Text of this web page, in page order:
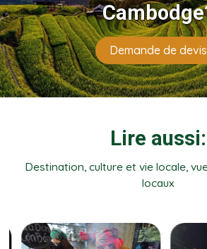
Demande de devis
Lire aussi:
Destination, culture et vie locale,
locaux